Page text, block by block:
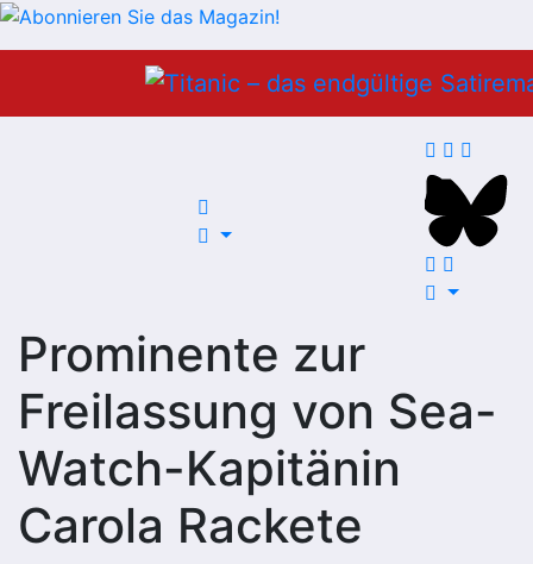
Prominente zur
Freilassung von Sea-
Watch-Kapitänin
Carola Rackete